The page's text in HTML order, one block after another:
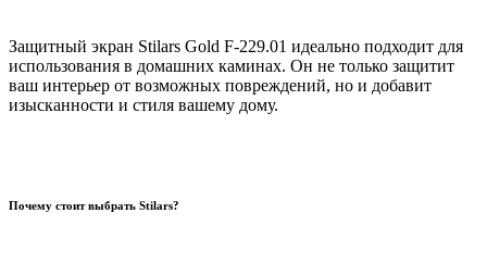
Защитный экран Stilars Gold F-229.01 идеально подходит для
использования в домашних каминах. Он не только защитит
ваш интерьер от возможных повреждений, но и добавит
изысканности и стиля вашему дому.
Почему стоит выбрать Stilars?